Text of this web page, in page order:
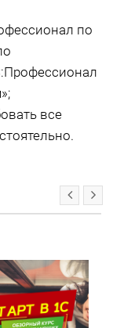
по
все